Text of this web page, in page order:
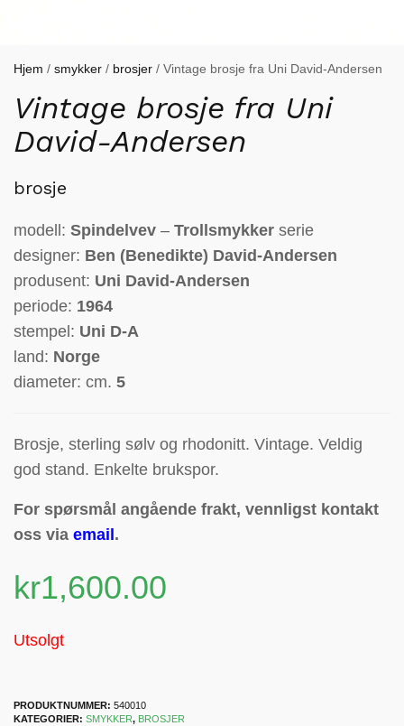
Hjem / smykker / brosjer / Vintage brosje fra Uni David-Andersen
Vintage brosje fra Uni
David-Andersen
brosje
modell: Spindelvev – Trollsmykker serie
designer: Ben (Benedikte) David-Andersen
produsent: Uni David-Andersen
periode: 1964
stempel: Uni D-A
land: Norge
diameter: cm. 5
Brosje, sterling sølv og rhodonitt. Vintage. Veldig
god stand. Enkelte brukspor.
For spørsmål angående frakt, vennligst kontakt
oss via email .
kr1,600.00
Utsolgt
PRODUKTNUMMER: 540010
KATEGORIER: SMYKKER, BROSJER